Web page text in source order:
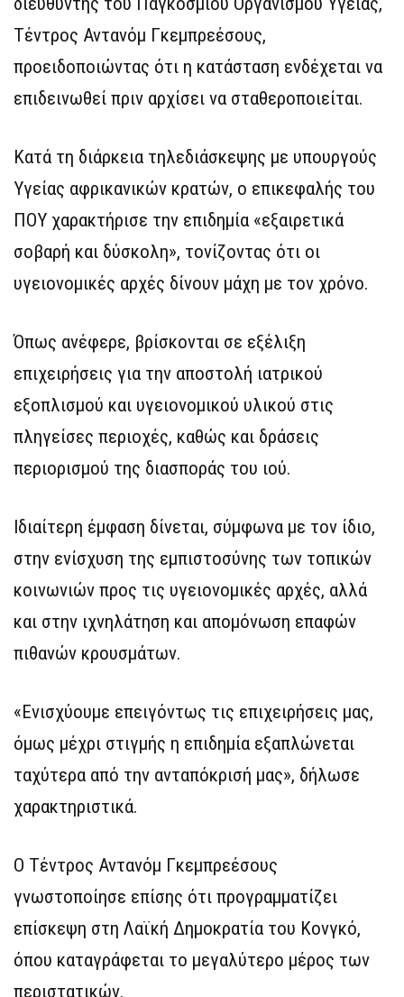
Τέντρος Αντανόμ Γκεμπρεέσους,
προειδοποιώντας ότι η κατάσταση ενδέχεται να
επιδεινωθεί πριν αρχίσει να σταθεροποιείται.
Κατά τη διάρκεια τηλεδιάσκεψης με υπουργούς
Υγείας αφρικανικών κρατών, ο επικεφαλής του
ΠΟΥ χαρακτήρισε την επιδημία «εξαιρετικά
σοβαρή και δύσκολη», τονίζοντας ότι οι
υγειονομικές αρχές δίνουν μάχη με τον χρόνο.
Όπως ανέφερε, βρίσκονται σε εξέλιξη
επιχειρήσεις για την αποστολή ιατρικού
εξοπλισμού και υγειονομικού υλικού στις
πληγείσες περιοχές, καθώς και δράσεις
περιορισμού της διασποράς του ιού.
Ιδιαίτερη έμφαση δίνεται, σύμφωνα με τον ίδιο,
στην ενίσχυση της εμπιστοσύνης των τοπικών
κοινωνιών προς τις υγειονομικές αρχές, αλλά
και στην ιχνηλάτηση και απομόνωση επαφών
πιθανών κρουσμάτων.
«Ενισχύουμε επειγόντως τις επιχειρήσεις μας,
όμως μέχρι στιγμής η επιδημία εξαπλώνεται
ταχύτερα από την ανταπόκρισή μας», δήλωσε
χαρακτηριστικά.
Ο Τέντρος Αντανόμ Γκεμπρεέσους
γνωστοποίησε επίσης ότι προγραμματίζει
επίσκεψη στη Λαϊκή Δημοκρατία του Κονγκό,
όπου καταγράφεται το μεγαλύτερο μέρος των
περιστατικών.